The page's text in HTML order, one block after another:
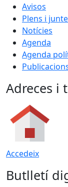
Avisos
Plens i
Notícies
Agenda
Agenda
Adreces i
Accedeix
Butlletí